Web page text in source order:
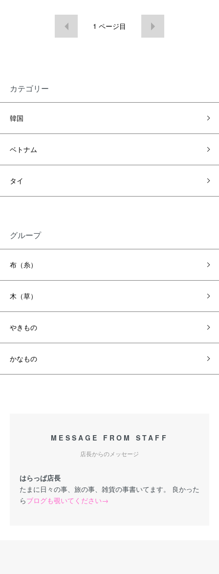
1 ページ目
カテゴリー
韓国
ベトナム
タイ
グループ
布（糸）
木（草）
やきもの
かなもの
MESSAGE FROM STAFF
店長からのメッセージ
はらっぱ店長
たまに日々の事、旅の事、雑貨の事書いてます。 良かった
らブログも覗いてください→